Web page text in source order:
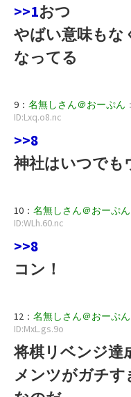
>>1おつ
やばい意味もな
なってる
9： 名無しさん＠おーぷん ：
ID:Lxq.o8.nc
>>8
神社はいつでも
10： 名無しさん＠おーぷん
ID:WLh.60.nc
>>8
コン！
12： 名無しさん＠おーぷん
ID:MxL.gs.9o
将棋リベンジ達
メンツがガチす